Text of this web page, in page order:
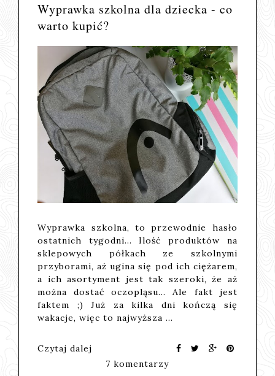
Wyprawka szkolna dla dziecka - co
warto kupić?
Wyprawka szkolna, to przewodnie hasło
ostatnich tygodni... Ilość produktów na
sklepowych półkach ze szkolnymi
przyborami, aż ugina się pod ich ciężarem,
a ich asortyment jest tak szeroki, że aż
można dostać oczopląsu... Ale fakt jest
faktem ;) Już za kilka dni kończą się
wakacje, więc to najwyższa …
Czytaj dalej
7 komentarzy